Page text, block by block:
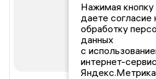
Нажимая кнопку
даете согласие
обработку
данных
с
интернет-